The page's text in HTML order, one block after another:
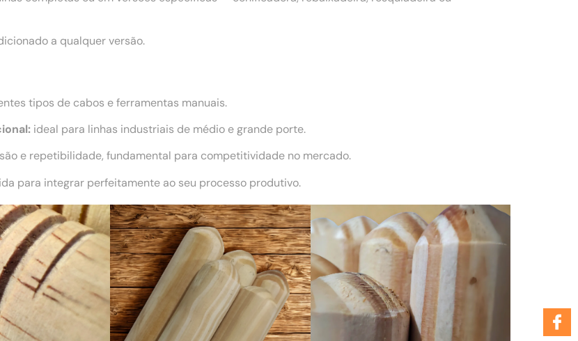
a qualquer versão.
tipos de cabos e ferramentas manuais.
ideal para linhas industriais de médio e grande porte.
e repetibilidade, fundamental para competitividade no mercado.
para integrar perfeitamente ao seu processo produtivo.